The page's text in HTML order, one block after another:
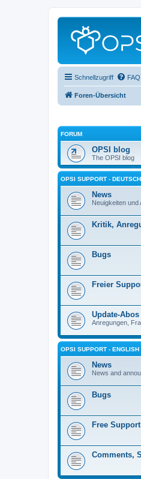
Schnellzugriff FAQ
Foren-Übersicht
FORUM
OPSI blog
The OPSI blog
OPSI SUPPORT - DEUTSCH
News
Neuigkeiten und
Kritik,
Bugs
Freier
Update-Abos
Anregungen,
OPSI SUPPORT - ENGLISH
News
News and
Bugs
Free Support
Comments,